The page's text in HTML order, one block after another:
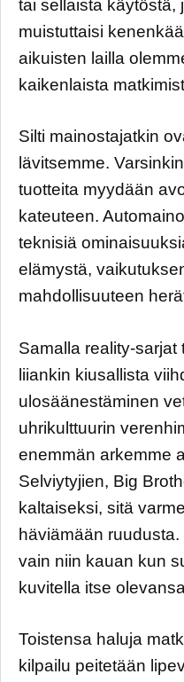
tai sellaista käytöstä,
muistuttaisi
aikuisten lailla
kaikenlaista
Silti mainostajatkin
lävitsemme.
tuotteita myydään
kateuteen.
teknisiä
elämystä,
mahdollisuuteen
Samalla reality-
liiankin kiusallista
ulosäänestäminen
uhrikulttuurin
enemmän arkemme
Selviytyjien, Big
kaltaiseksi, sitä
häviämään
vain niin kauan kun
kuvitella itse
Toistensa haluja
kilpailu peitetään